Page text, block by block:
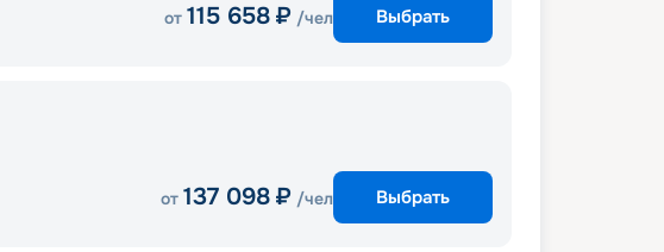
от 115 658 ₽ /чел Выбрать
от 137 098 ₽ /чел Выбрать